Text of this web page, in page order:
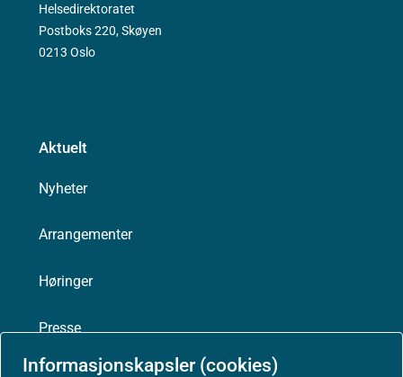
Informasjonskapsler (cookies)
Helsedirektoratet
Postboks 220, Skøyen
0213 Oslo
Aktuelt
Nyheter
Arrangementer
Høringer
Presse